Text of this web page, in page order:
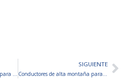
SIGUIENTE